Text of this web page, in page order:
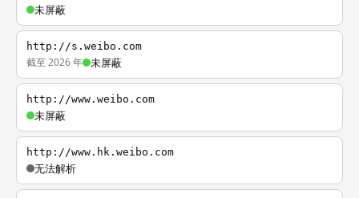
未屏蔽
http://s.weibo.com
截至 2026 年 未屏蔽
http://www.weibo.com
未屏蔽
http://www.hk.weibo.com
无法解析